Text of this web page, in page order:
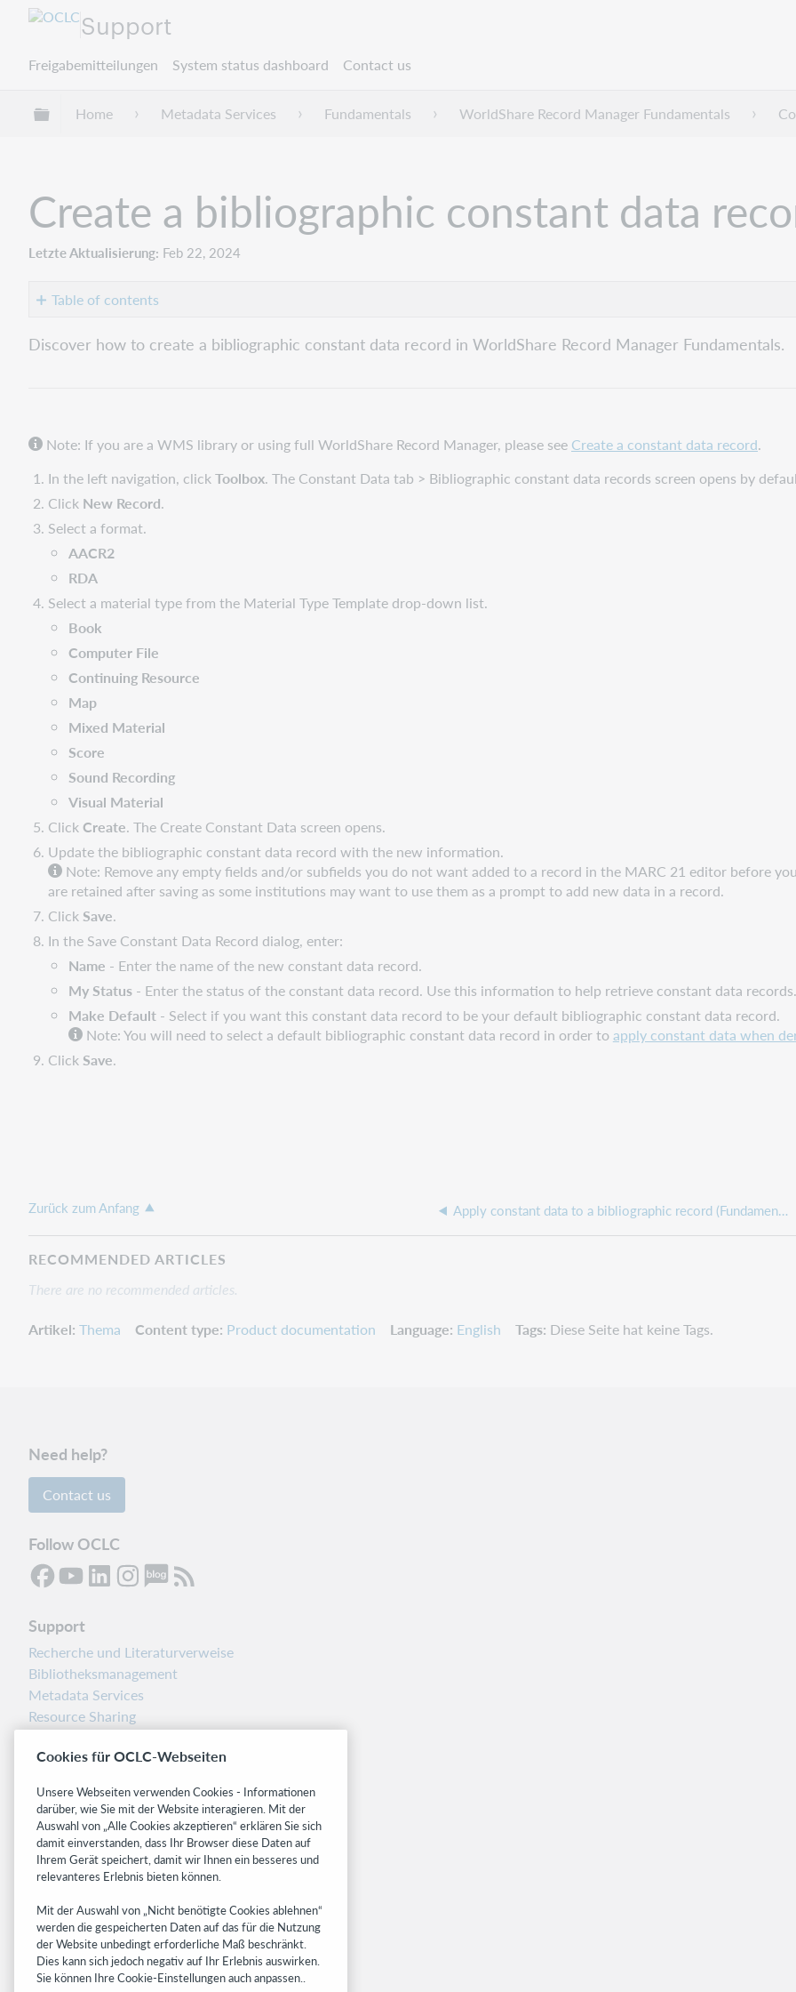
Support
Freigabemitteilungen System status dashboard Contact us
Globale Hierarchie expandieren/verbergen
Home Metadata Services Fundamentals WorldShare Record Manager Fundamentals
Create a bibliographic constant data
Letzte Aktualisierung Feb 22, 2024
Table of contents
headers
Discover how to create a bibliographic constant data record in WorldShare Record Manager Fundamentals.
Note: If you are a WMS library or using full WorldShare Record Manager, please see Create a constant data record.
In the left navigation, clickToolbox. The Constant Data tab > Bibliographic constant data records screen opens by
Click New Record.
Select a format.
AACR2
RDA
Select a material type from the Material Type Template drop-down list.
Book
Computer File
Continuing Resource
Map
Mixed Material
Score
Sound Recording
Visual Material
ClickCreate. The Create Constant Data screen opens.
Update the bibliographic constant data record with the new information.
Note: Remove any empty fields and/or subfields you do not want added to a record in the MARC 21 editor before
are retained after saving as some institutions may want to use them as a prompt to add new data in a record.
Click Save.
In the Save Constant Data Record dialog, enter:
Name - Enter the name of the new constant data record.
My Status- Enter the status of the constant data record. Use this information to help retrieve constant data records.
Make Default- Select if you want this constant data record to be your default bibliographic constant data record.
Note: You will need to select a default bibliographic constant data record in order toapply constant data when
Click Save.
Zurück zum Anfang Apply constant data to a bibliographic record (Fundamentals)
RECOMMENDED ARTICLES
There are no recommended articles.
Artikel Thema Content type Product documentation Language English Tags Diese Seite hat keine Tags.
Need help?
Contact us
Follow OCLC
Support
Recherche und Literaturverweise
Bibliotheksmanagement
Metadata Services
Resource Sharing
Freigabemitteilungen
Related sites
OCLC.org
BibFormats
Research
WebJunction
Developer Network
Cookies für OCLC-Webseiten
Unsere Webseiten verwenden Cookies - Informationen
darüber, wie Sie mit der Website interagieren. Mit der
Auswahl von „Alle Cookies akzeptieren“ erklären Sie sich
damit einverstanden, dass Ihr Browser diese Daten auf
Ihrem Gerät speichert, damit wir Ihnen ein besseres und
relevanteres Erlebnis bieten können.
Mit der Auswahl von „Nicht benötigte Cookies ablehnen“
werden die gespeicherten Daten auf das für die Nutzung
der Website unbedingt erforderliche Maß beschränkt.
Dies kann sich jedoch negativ auf Ihr Erlebnis auswirken.
Sie können Ihre Cookie-Einstellungen auch anpassen..